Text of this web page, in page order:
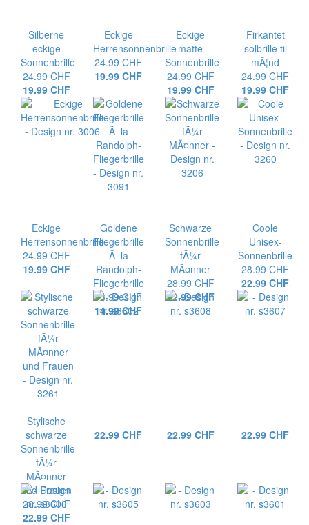
Silberne
eckige
Sonnenbrille
24.99 CHF
19.99 CHF
Eckige
Herrensonnenbrille
24.99 CHF
19.99 CHF
Eckige
matte
Sonnenbrille
24.99 CHF
19.99 CHF
Firkantet
solbrille til
mÃ¦nd
24.99 CHF
19.99 CHF
Eckige
Herrensonnenbrille
24.99 CHF
19.99 CHF
Goldene
Fliegerbrille
Ã la
Randolph-
Fliegerbrille
13.99 CHF
14.99 CHF
Schwarze
Sonnenbrille
fÃ¼r
MÃ¤nner
28.99 CHF
22.99 CHF
Coole
Unisex-
Sonnenbrille
28.99 CHF
22.99 CHF
Stylische
schwarze
Sonnenbrille
fÃ¼r
MÃ¤nner
und Frauen
28.99 CHF
22.99 CHF
22.99 CHF 22.99 CHF 22.99 CHF